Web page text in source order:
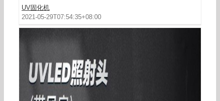
UV固化机
2021-05-29T07:54:35+08:00